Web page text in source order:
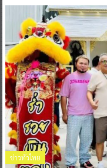
ข่าวทั่วไทย